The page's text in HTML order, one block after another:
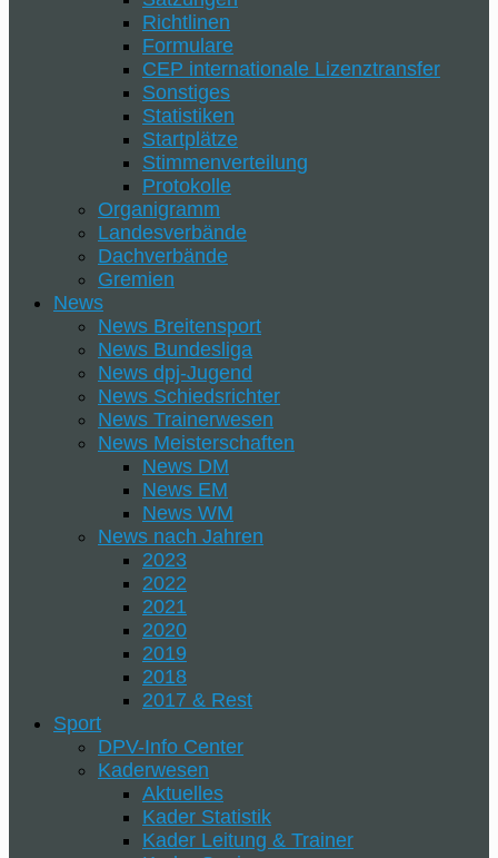
Richtlinen
Formulare
CEP internationale Lizenztransfer
Sonstiges
Statistiken
Startplätze
Stimmenverteilung
Protokolle
Organigramm
Landesverbände
Dachverbände
Gremien
News
News Breitensport
News Bundesliga
News dpj-Jugend
News Schiedsrichter
News Trainerwesen
News Meisterschaften
News DM
News EM
News WM
News nach Jahren
2023
2022
2021
2020
2019
2018
2017 & Rest
Sport
DPV-Info Center
Kaderwesen
Aktuelles
Kader Statistik
Kader Leitung & Trainer